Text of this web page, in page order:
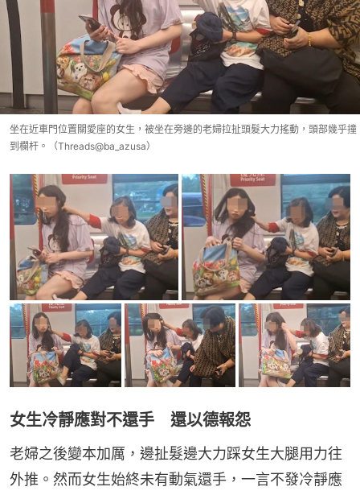
坐在近車門位置關愛座的女生，被坐在旁邊的老婦拉扯頭髮大力搖動，頭部幾乎撞
到欄杆。（Threads@ba_azusa）
女生冷靜應對不還手 還以德報怨
老婦之後變本加厲，邊扯髮邊大力踩女生大腿用力往
外推。然而女生始終未有動氣還手，一言不發冷靜應